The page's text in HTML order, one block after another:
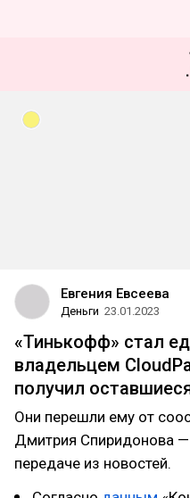
Евгения Евсеева
Деньги 23.01.2023
«Тинькофф» стал
владельцем
получил
Они перешли ему от
Дмитрия Спиридонова —
передаче из новостей.